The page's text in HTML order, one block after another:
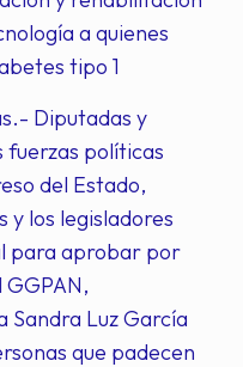
a quienes
tipo 1
Diputadas y
fuerzas políticas
del Estado,
y los legisladores
para aprobar por
Luz García
que padecen